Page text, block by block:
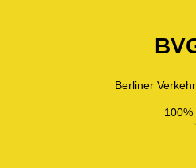
Berliner
100%